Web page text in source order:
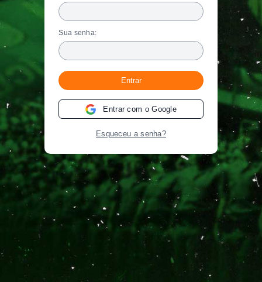
Sua senha:
Entrar
Entrar com o Google
Esqueceu a senha?